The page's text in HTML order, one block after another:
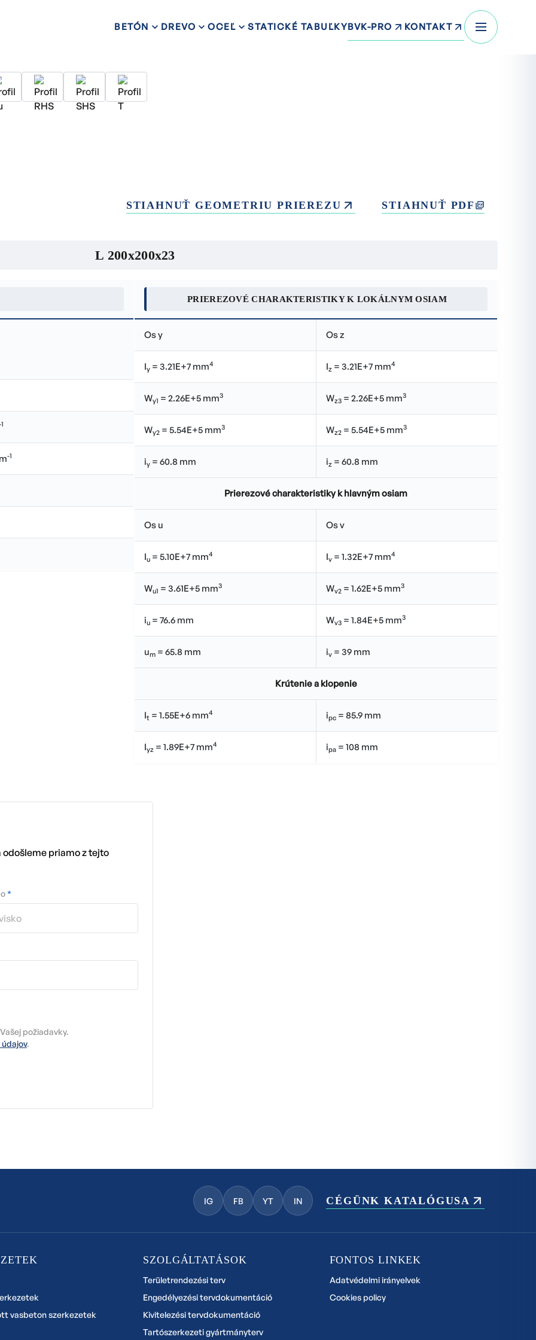
BETÓN DREVO OCEĽ STATICKÉ TABUĽKYBVK-PRO KONTAKT
STIAHNUŤ GEOMETRIU PRIEREZU STIAHNUŤ PDF
L 200x200x23
-1
PRIEREZOVÉ CHARAKTERISTIKY K LOKÁLNYM OSIAM
Os y Os z
Iy = 3.21E+7 mm4 Iz = 3.21E+7 mm4
Wy1 = 2.26E+5 mm3 Wz3 = 2.26E+5 mm3
Wy2 = 5.54E+5 mm3 Wz2 = 5.54E+5 mm3
iy = 60.8 mm iz = 60.8 mm
Prierezové charakteristiky k hlavným osiam
Os u Os v
Iu = 5.10E+7 mm4 Iv = 1.32E+7 mm4
Wu1 = 3.61E+5 mm3 Wv2 = 1.62E+5 mm3
iu = 76.6 mm Wv3 = 1.84E+5 mm3
um = 65.8 mm iv = 39 mm
Krútenie a klopenie
It = 1.55E+6 mm4 ipc = 85.9 mm
Iyz = 1.89E+7 mm4 ipa = 108 mm
odošleme priamo z tejto
*
požiadavky.
.
IG FB YT IN CÉGÜNK KATALÓGUSA
vasbeton szerkezetek
SZOLGÁLTATÁSOK
Területrendezési terv
Engedélyezési tervdokumentáció
Kivitelezési tervdokumentáció
Tartószerkezeti gyártmányterv
FONTOS LINKEK
Adatvédelmi irányelvek
Cookies policy